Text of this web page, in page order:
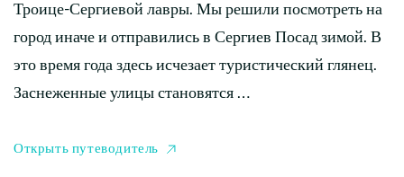
Троице-Сергиевой лавры. Мы решили посмотреть на
город иначе и отправились в Сергиев Посад зимой. В
это время года здесь исчезает туристический глянец.
Заснеженные улицы становятся …
Открыть путеводитель